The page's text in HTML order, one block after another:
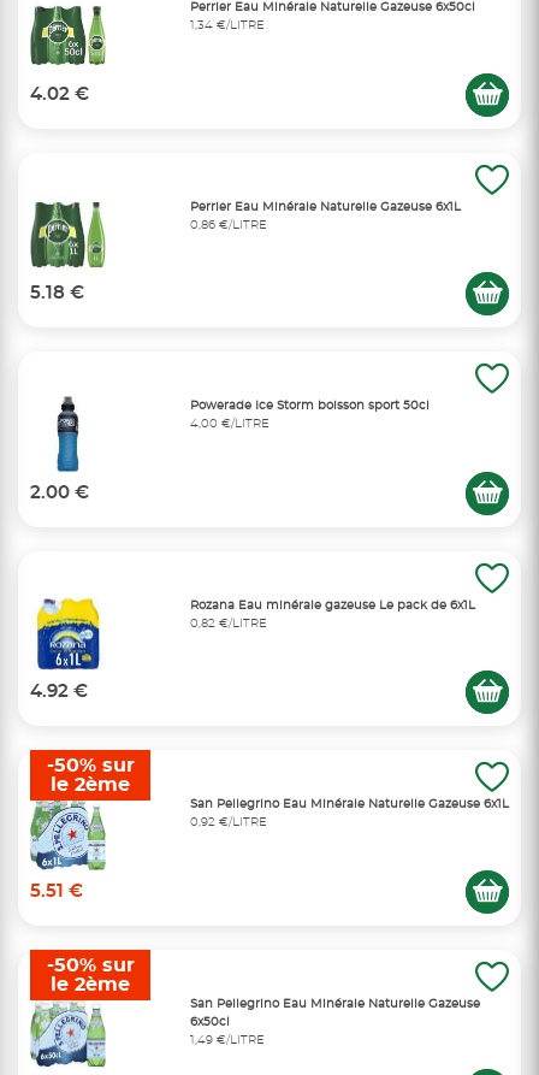
Perrier Eau Minérale Naturelle Gazeuse 6x50cl
1,34 €/LITRE
4.02 €
Perrier Eau Minérale Naturelle Gazeuse 6x1L
0,86 €/LITRE
5.18 €
Powerade Ice Storm boisson sport 50cl
4,00 €/LITRE
2.00 €
Rozana Eau minérale gazeuse Le pack de 6x1L
0,82 €/LITRE
4.92 €
San Pellegrino Eau Minérale Naturelle Gazeuse 6x1L
0,92 €/LITRE
5.51 €
-50% sur
le 2ème
San Pellegrino Eau Minérale Naturelle Gazeuse
6x50cl
1,49 €/LITRE
-50% sur
le 2ème